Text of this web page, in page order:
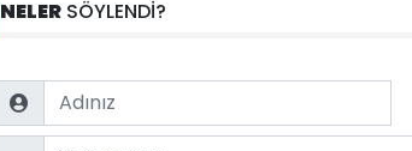
NELER SÖYLENDİ?
Name
Comment